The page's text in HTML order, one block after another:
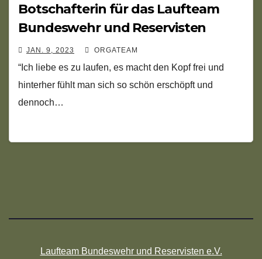
Botschafterin für das Laufteam
Bundeswehr und Reservisten
JAN. 9, 2023 ORGATEAM
“Ich liebe es zu laufen, es macht den Kopf frei und
hinterher fühlt man sich so schön erschöpft und
dennoch…
Laufteam Bundeswehr und Reservisten e.V.